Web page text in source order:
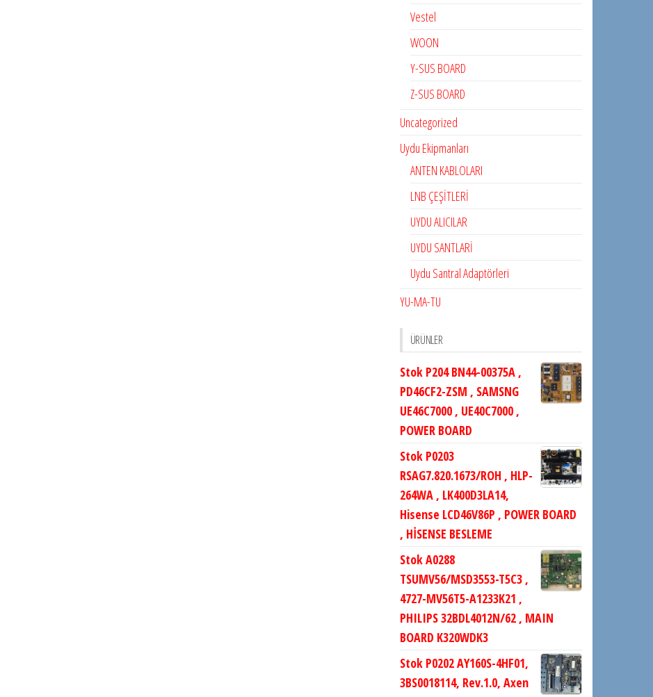
Vestel
WOON
Y-SUS BOARD
Z-SUS BOARD
Uncategorized
Uydu Ekipmanları
ANTEN KABLOLARI
LNB ÇEŞİTLERİ
UYDU ALICILAR
UYDU SANTLARİ
Uydu Santral Adaptörleri
YU-MA-TU
ÜRÜNLER
Stok P204 BN44-00375A ,
PD46CF2-ZSM , SAMSNG
UE46C7000 , UE40C7000 ,
POWER BOARD
Stok P0203
RSAG7.820.1673/ROH , HLP-
264WA , LK400D3LA14,
Hisense LCD46V86P , POWER BOARD
, HİSENSE BESLEME
Stok A0288
TSUMV56/MSD3553-T5C3 ,
4727-MV56T5-A1233K21 ,
PHILIPS 32BDL4012N/62 , MAIN
BOARD K320WDK3
Stok P0202 AY160S-4HF01,
3BS0018114, Rev.1.0, Axen